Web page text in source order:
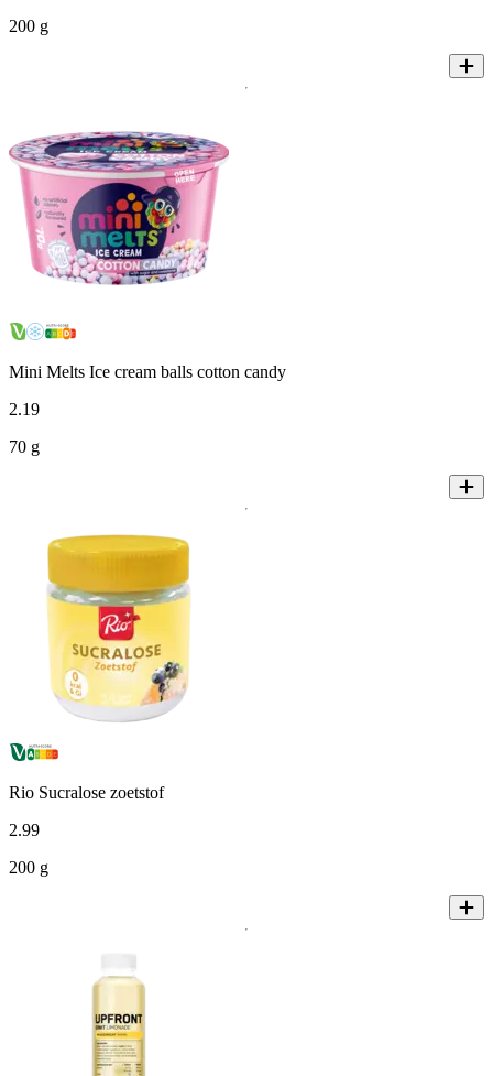
200 g
Mini Melts Ice cream balls cotton candy
2.19
70 g
Rio Sucralose zoetstof
2.99
200 g